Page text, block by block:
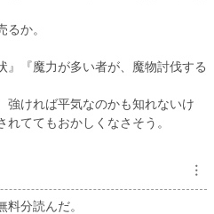
か。
』『魔力が多い者が、魔物討伐する
強ければ平気なのかも知れないけ
ててもおかしくなさそう。
︙
分読んだ。